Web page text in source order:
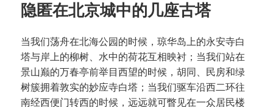
隐匿在北京城中的几座古塔
当我们荡舟在北海公园的时候，琼华岛上的永安寺白
塔与岸上的柳树、水中的荷花互相映衬；当我们站在
景山巅的万春亭前举目西望的时候，胡同、民房和绿
树簇拥着敦实的妙应寺白塔；当我们驱车沿西二环往
南经西便门转西的时候，远远就可瞥见在一众居民楼